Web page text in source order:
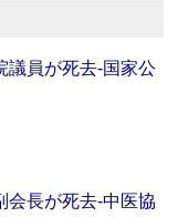
議員が死去‐国家公
会長が死去‐中医協